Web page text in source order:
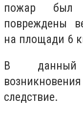
пожар был
повреждены
на площади 6
В данный
следствие.